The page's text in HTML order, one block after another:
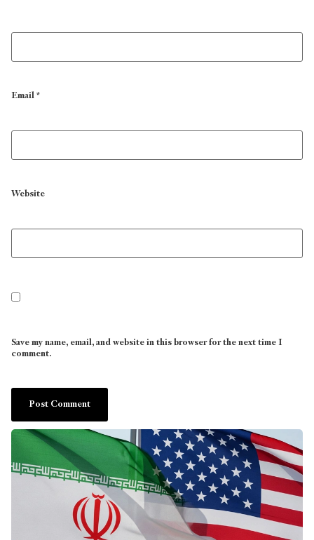
Email*
Website
Save my name, email, and website in this browser for the next time I
comment.